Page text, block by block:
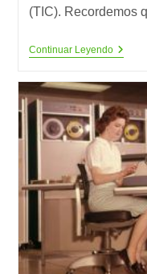
(TIC). Recordemos
Continuar LeyendoLa
Sus
Para
El
Sector
TIC